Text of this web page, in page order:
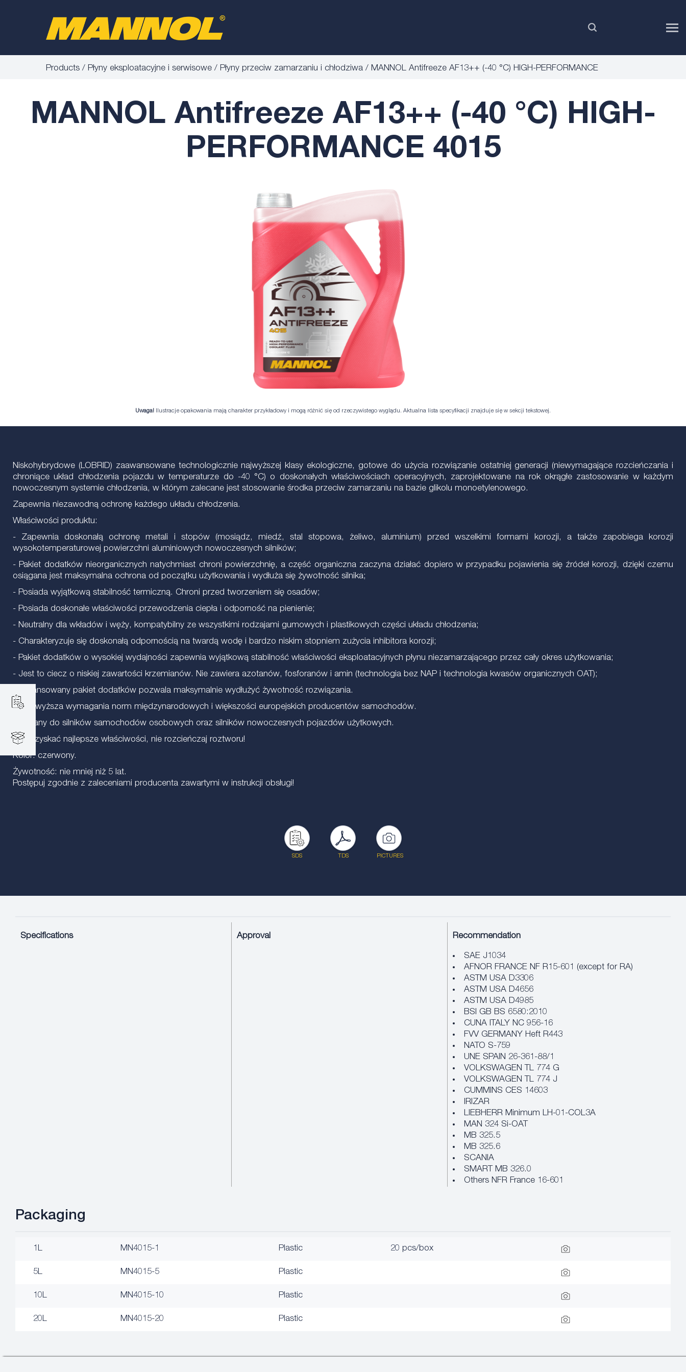
Products Płyny eksploatacyjne i serwisowe Płyny przeciw zamarzaniu i chłodziwa MANNOL Antifreeze AF13++ (-40 °C) HIGH-PERFORMANCE
MANNOL Antifreeze AF13++ (-40 °C) HIGH-
PERFORMANCE 4015
Uwaga! Ilustracje opakowania mają charakter przykładowy i mogą różnić się od rzeczywistego wyglądu. Aktualna lista specyfikacji znajduje się w sekcji tekstowej.
Niskohybrydowe (LOBRID) zaawansowane technologicznie najwyższej klasy ekologiczne, gotowe do użycia rozwiązanie ostatniej generacji (niewymagające rozcieńczania i
chroniące układ chłodzenia pojazdu w temperaturze do -40 °C) o doskonałych właściwościach operacyjnych, zaprojektowane na rok okrągłe zastosowanie w każdym
nowoczesnym systemie chłodzenia, w którym zalecane jest stosowanie środka przeciw zamarzaniu na bazie glikolu monoetylenowego.
Zapewnia niezawodną ochronę każdego układu chłodzenia.
Właściwości produktu:
- Zapewnia doskonałą ochronę metali i stopów (mosiądz, miedź, stal stopowa, żeliwo, aluminium) przed wszelkimi formami korozji, a także zapobiega korozji
wysokotemperaturowej powierzchni aluminiowych nowoczesnych silników;
- Pakiet dodatków nieorganicznych natychmiast chroni powierzchnię, a część organiczna zaczyna działać dopiero w przypadku pojawienia się źródeł korozji, dzięki czemu
osiągana jest maksymalna ochrona od początku użytkowania i wydłuża się żywotność silnika;
- Posiada wyjątkową stabilność termiczną. Chroni przed tworzeniem się osadów;
- Posiada doskonałe właściwości przewodzenia ciepła i odporność na pienienie;
- Neutralny dla wkładów i węży, kompatybilny ze wszystkimi rodzajami gumowych i plastikowych części układu chłodzenia;
- Charakteryzuje się doskonałą odpornością na twardą wodę i bardzo niskim stopniem zużycia inhibitora korozji;
- Pakiet dodatków o wysokiej wydajności zapewnia wyjątkową stabilność właściwości eksploatacyjnych płynu niezamarzającego przez cały okres użytkowania;
- Jest to ciecz o niskiej zawartości krzemianów. Nie zawiera azotanów, fosforanów i amin (technologia bez NAP i technologia kwasów organicznych OAT);
- Zbilansowany pakiet dodatków pozwala maksymalnie wydłużyć żywotność rozwiązania.
- Przewyższa wymagania norm międzynarodowych i większości europejskich producentów samochodów.
Zalecany do silników samochodów osobowych oraz silników nowoczesnych pojazdów użytkowych.
Aby uzyskać najlepsze właściwości, nie rozcieńczaj roztworu!
Kolor: czerwony.
Żywotność: nie mniej niż 5 lat.
Postępuj zgodnie z zaleceniami producenta zawartymi w instrukcji obsługi!
SDS TDS PICTURES
Specifications Approval Recommendation
SAE J1034
AFNOR FRANCE NF R15-601 (except for RA)
ASTM USA D3306
ASTM USA D4656
ASTM USA D4985
BSI GB BS 6580:2010
CUNA ITALY NC 956-16
FVV GERMANY Heft R443
NATO S-759
UNE SPAIN 26-361-88/1
VOLKSWAGEN TL 774 G
VOLKSWAGEN TL 774 J
CUMMINS CES 14603
IRIZAR
LIEBHERR Minimum LH-01-COL3A
MAN 324 Si-OAT
MB 325.5
MB 325.6
SCANIA
SMART MB 326.0
Others NFR France 16-601
Packaging
1L MN4015-1 Plastic 20 pcs/box
5L MN4015-5 Plastic
10L MN4015-10 Plastic
20L MN4015-20 Plastic